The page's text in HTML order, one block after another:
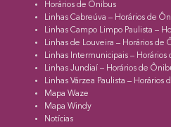
Horários de Ônibus
Linhas Cabreúva – Horários de
Linhas Campo Limpo Paulista –
Linhas de Louveira – Horários de
Linhas Intermunicipais – Horários
Linhas Jundiaí – Horários de
Linhas Várzea Paulista – Horários
Mapa Waze
Mapa Windy
Notícias